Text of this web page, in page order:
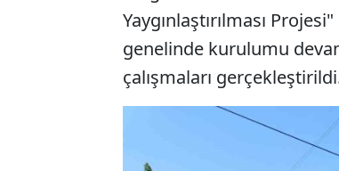
Yaygınlaştırılması
genelinde kurulumu
çalışmaları